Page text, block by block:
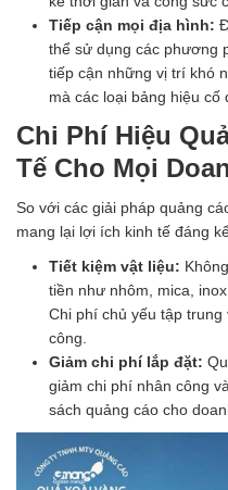
Tiếp cận mọi địa hình:
thể sử dụng các phương
tiếp cận những vị trí khó
mà các loại bảng hiệu
Chi Phí Hiệu
Tế Cho Mọi
So với các giải pháp quảng
mang lại lợi ích kinh tế đáng
Tiết kiệm vật liệu:
tiền như nhôm, mica,
Chi phí chủ yếu tập
công.
Giảm chi phí lắp đặt:
giảm chi phí nhân công
sách quảng cáo cho